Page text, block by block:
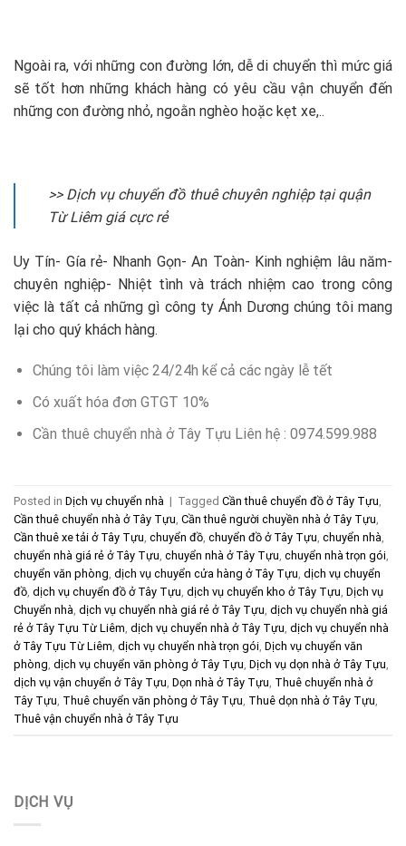
Ngoài ra, với những con đường lớn, dễ di chuyển thì mức giá
sẽ tốt hơn những khách hàng có yêu cầu vận chuyển đến
những con đường nhỏ, ngoằn nghèo hoặc kẹt xe,..
>> Dịch vụ chuyển đồ thuê chuyên nghiệp tại quận
Từ Liêm giá cực rẻ
Uy Tín- Gía rẻ- Nhanh Gọn- An Toàn- Kinh nghiệm lâu năm-
chuyên nghiệp- Nhiệt tình và trách nhiệm cao trong công
việc là tất cả những gì công ty Ánh Dương chúng tôi mang
lại cho quý khách hàng.
Chúng tôi làm việc 24/24h kể cả các ngày lễ tết
Có xuất hóa đơn GTGT 10%
Cần thuê chuyển nhà ở Tây Tựu Liên hệ : 0974.599.988
Posted in Dịch vụ chuyển nhà | Tagged Cần thuê chuyển đồ ở Tây Tựu
Cần thuê chuyển nhà ở Tây Tựu Cần thuê người chuyền nhà ở Tây Tựu
Cần thuê xe tải ở Tây Tựu chuyển đồ chuyển đồ ở Tây Tựu chuyển nhà
chuyển nhà giá rẻ ở Tây Tựu chuyển nhà ở Tây Tựu chuyển nhà trọn gói
chuyển văn phòng dịch vụ chuyển cửa hàng ở Tây Tựu dịch vụ chuyển
đồ dịch vụ chuyển đồ ở Tây Tựu dịch vụ chuyển kho ở Tây Tựu Dịch vụ
Chuyển nhà dịch vụ chuyển nhà giá rẻ ở Tây Tựu dịch vụ chuyển nhà giá
rẻ ở Tây Tựu Từ Liêm dịch vụ chuyển nhà ở Tây Tựu dịch vụ chuyển nhà
ở Tây Tựu Từ Liêm dịch vụ chuyển nhà trọn gói Dịch vụ chuyển văn
phòng dịch vụ chuyển văn phòng ở Tây Tựu Dịch vụ dọn nhà ở Tây Tựu
dịch vụ vận chuyển ở Tây Tựu Dọn nhà ở Tây Tựu Thuê chuyển nhà ở
Tây Tựu Thuê chuyển văn phòng ở Tây Tựu Thuê dọn nhà ở Tây Tựu
Thuê vận chuyển nhà ở Tây Tựu
DỊCH VỤ